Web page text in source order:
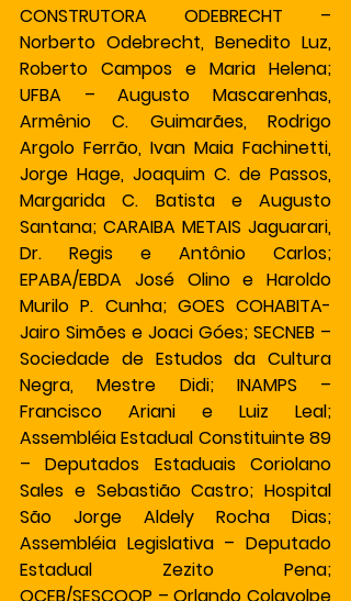
CONSTRUTORA ODEBRECHT –
Norberto Odebrecht, Benedito Luz,
Roberto Campos e Maria Helena;
UFBA – Augusto Mascarenhas,
Armênio C. Guimarães, Rodrigo
Argolo Ferrão, Ivan Maia Fachinetti,
Jorge Hage, Joaquim C. de Passos,
Margarida C. Batista e Augusto
Santana; CARAIBA METAIS Jaguarari,
Dr. Regis e Antônio Carlos;
EPABA/EBDA José Olino e Haroldo
Murilo P. Cunha; GOES COHABITA-
Jairo Simões e Joaci Góes; SECNEB –
Sociedade de Estudos da Cultura
Negra, Mestre Didi; INAMPS –
Francisco Ariani e Luiz Leal;
Assembléia Estadual Constituinte 89
– Deputados Estaduais Coriolano
Sales e Sebastião Castro; Hospital
São Jorge Aldely Rocha Dias;
Assembléia Legislativa – Deputado
Estadual Zezito Pena;